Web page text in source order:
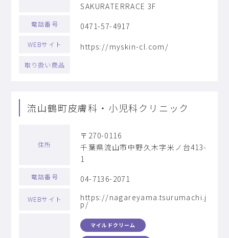
SAKURATERRACE 3F
電話番号 0471-57-4917
WEBサイト https://myskin-cl.com/
取り扱い商品
流山鶴町皮膚科・小児科クリニック
住所
〒270-0116
千葉県流山市中野久木字米ノ台413-
1
電話番号 04-7136-2071
WEBサイト https://nagareyama.tsurumachi.j
p/
マイルドクリーム